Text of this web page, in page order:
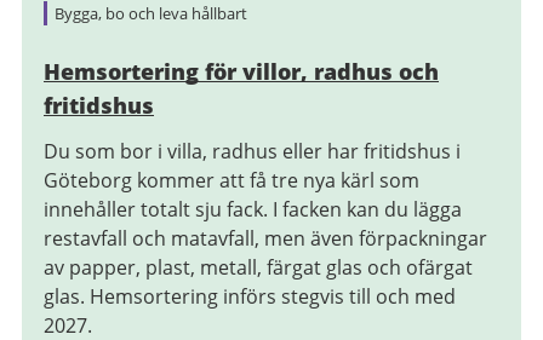
Bygga, bo och leva hållbart
Hemsortering för villor, radhus och
fritidshus
Du som bor i villa, radhus eller har fritidshus i
Göteborg kommer att få tre nya kärl som
innehåller totalt sju fack. I facken kan du lägga
restavfall och matavfall, men även förpackningar
av papper, plast, metall, färgat glas och ofärgat
glas. Hemsortering införs stegvis till och med
2027.